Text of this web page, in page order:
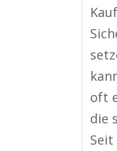
oft
die